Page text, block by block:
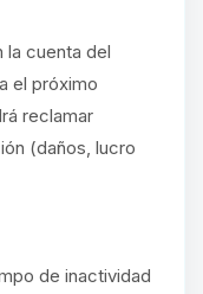
la cuenta del
el próximo
reclamar
(daños, lucro
de inactividad